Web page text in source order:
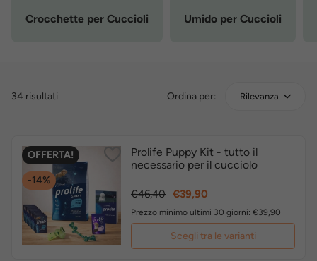
Crocchette per Cuccioli Umido per Cuccioli
34 risultati Ordina per: Rilevanza
OFFERTA!
-14%
Prolife Puppy Kit - tutto il
necessario per il cucciolo
Prezzo
€46,40 Prezzo
€39,90
Prezzo minimo ultimi 30 giorni: €39,90
Scegli tra le varianti